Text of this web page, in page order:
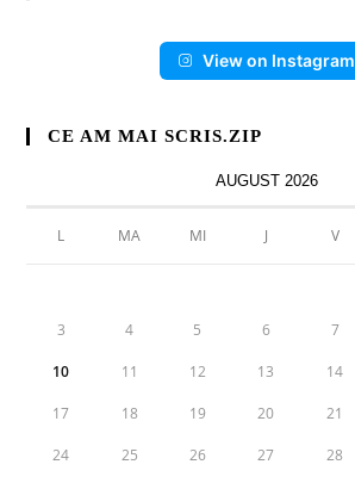
View on Instagram
CE AM MAI SCRIS.ZIP
AUGUST 2026
L MA MI J V
3 4 5 6 7
10 11 12 13 14
17 18 19 20 21
24 25 26 27 28